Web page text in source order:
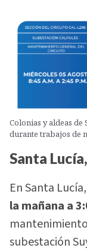
Colonias y aldeas de
durante trabajos de
Santa
En Santa
la mañana a
subestación